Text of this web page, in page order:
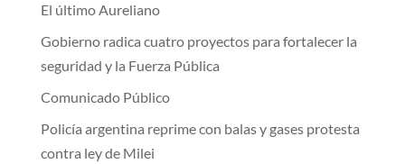
El último Aureliano
Gobierno radica cuatro proyectos para fortalecer la
seguridad y la Fuerza Pública
Comunicado Público
Policía argentina reprime con balas y gases protesta
contra ley de Milei